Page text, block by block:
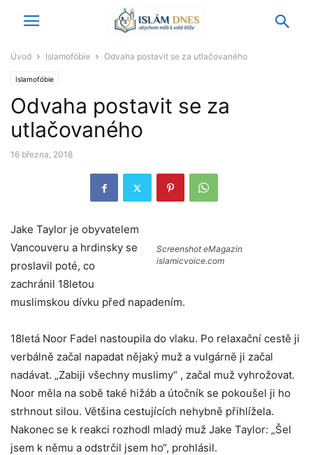
Úvod Islamofóbie Odvaha postavit se za utlačovaného
Islamofóbie
Odvaha postavit se za
utlačovaného
16 března, 2018
Screenshot eMagazin
islamicvoice.com
Jake Taylor je obyvatelem
Vancouveru a hrdinsky se
proslavil poté, co
zachránil 18letou
muslimskou dívku před napadením.
18letá Noor Fadel nastoupila do vlaku. Po relaxační cestě ji
verbálně začal napadat nějaký muž a vulgárně ji začal
nadávat. „Zabiji všechny muslimy“ , začal muž vyhrožovat.
Noor měla na sobě také hižáb a útočník se pokoušel ji ho
strhnout silou. Většina cestujících nehybně přihlížela.
Nakonec se k reakci rozhodl mladý muž Jake Taylor: „Šel
jsem k němu a odstrčil jsem ho“, prohlásil.